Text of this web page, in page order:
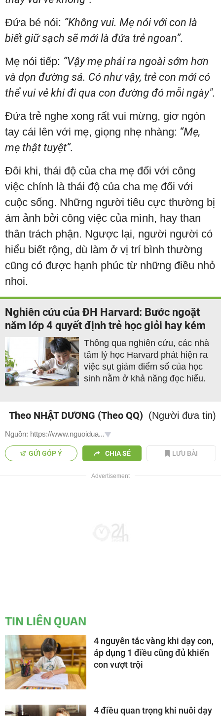
Đứa bé nói: “Không vui. Mẹ nói với con là
biết giữ sạch sẽ mới là đứa trẻ ngoan”.
Mẹ nói tiếp: “Vậy mẹ phải ra ngoài sớm hơn
và dọn đường sá. Có như vậy, trẻ con mới có
thể vui vẻ khi đi qua con đường đó mỗi ngày".
Đứa trẻ nghe xong rất vui mừng, giơ ngón
tay cái lên với mẹ, giọng nhẹ nhàng: “Mẹ,
mẹ thật tuyệt”.
Đôi khi, thái độ của cha mẹ đối với công
việc chính là thái độ của cha mẹ đối với
cuộc sống. Những người tiêu cực thường bị
ám ảnh bởi công việc của mình, hay than
thân trách phận. Ngược lại, người người có
hiểu biết rộng, dù làm ở vị trí bình thường
cũng có được hạnh phúc từ những điều nhỏ
nhoi.
Nghiên cứu của ĐH Harvard: Bước ngoặt
năm lớp 4 quyết định trẻ học giỏi hay kém
Thông qua nghiên cứu, các nhà
tâm lý học Harvard phát hiện ra
việc sụt giảm điểm số của học
sinh nằm ở khả năng đọc hiểu.
Theo NHẬT DƯƠNG (Theo QQ) (Người đưa tin)
Nguồn: https://www.nguoidua...
GỬI GÓP Ý CHIA SẺ LƯU BÀI
TIN LIÊN QUAN
4 nguyên tắc vàng khi dạy con,
áp dụng 1 điều cũng đủ khiến
con vượt trội
4 điều quan trọng khi nuôi dạy